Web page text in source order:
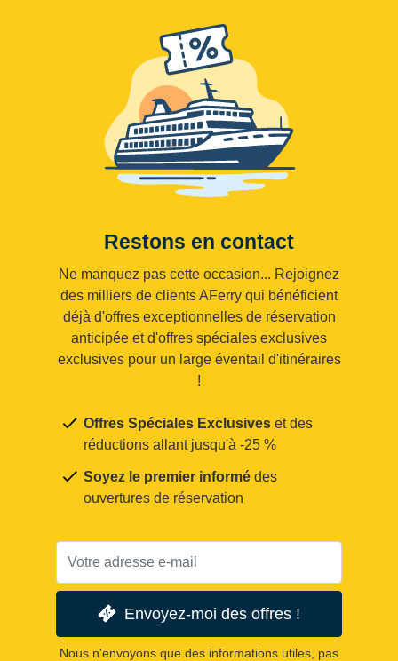
Restons en contact
Ne manquez pas cette occasion... Rejoignez
des milliers de clients AFerry qui bénéficient
déjà d'offres exceptionnelles de réservation
anticipée et d'offres spéciales exclusives
exclusives pour un large éventail d'itinéraires
!
Offres Spéciales Exclusives et des
réductions allant jusqu'à -25 %
Soyez le premier informé des
ouvertures de réservation
Envoyez-moi des offres !
Nous n'envoyons que des informations utiles, pas